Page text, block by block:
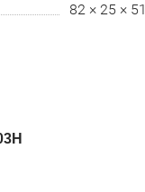
82 × 25 × 51